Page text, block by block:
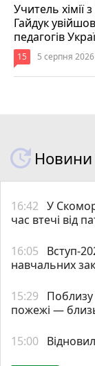
Учитель хімії
Гайдук
педагогів
15 5 серпня
Новини
16:42 У
час втечі від
16:05
Вступ-
навчальних
15:29
пожежі —
15:00